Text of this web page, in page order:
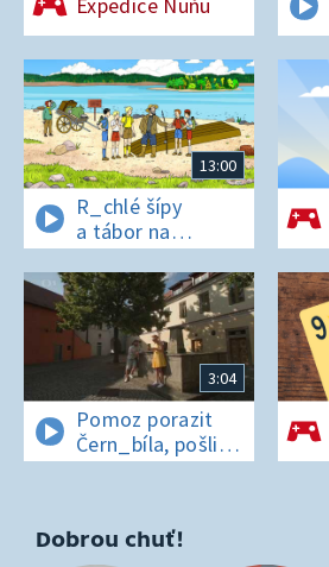
13:00
R_chlé šípy
a tábor na
os_rově
3:04
Pomoz porazit
Čern_bíla, pošli
pís_enko
Dobrou chuť!